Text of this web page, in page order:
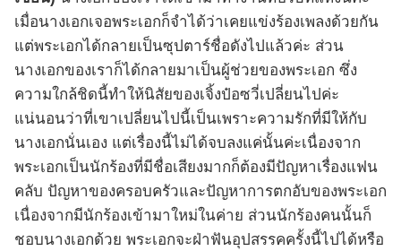
เมื่อนางเอกเจอพระเอกก็จำได้ว่าเคยแข่งร้องเพลงด้วยกัน
แต่พระเอกได้กลายเป็นซุปตาร์ชื่อดังไปแล้วค่ะ ส่วน
นางเอกของเราก็ได้กลายมาเป็นผู้ช่วยของพระเอก ซึ่ง
ความใกล้ชิดนี้ทำให้นิสัยของเจิ้งป๋อซวี่เปลี่ยนไปค่ะ
แน่นอนว่าที่เขาเปลี่ยนไปนี้เป็นเพราะความรักที่มีให้กับ
นางเอกนั่นเอง แต่เรื่องนี้ไม่ได้จบลงแค่นั้นค่ะเนื่องจาก
พระเอกเป็นนักร้องที่มีชื่อเสียงมากก็ต้องมีปัญหาเรื่องแฟน
คลับ ปัญหาของครอบครัวและปัญหาการตกอับของพระเอก
เนื่องจากมีนักร้องเข้ามาใหม่ในค่าย ส่วนนักร้องคนนั้นก็
ชอบนางเอกด้วย พระเอกจะฝ่าฟันอุปสรรคครั้งนี้ไปได้หรือ